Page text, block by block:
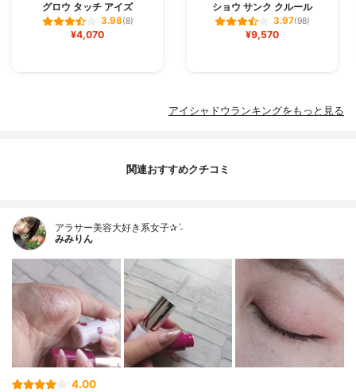
グロウ タッチ アイズ
3.98(8)
¥4,070
ショウ サンク クルール
3.97(98)
¥9,570
アイシャドウランキングをもっと見る
関連おすすめクチコミ
アラサー美容大好き系女子✰ˊ˗
みみりん
4.00